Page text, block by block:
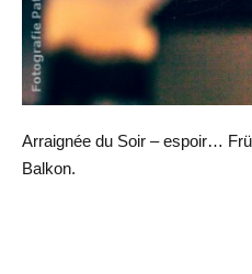
Arraignée du Soir – espoir…
Balkon.